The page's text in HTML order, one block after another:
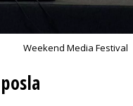
Weekend Media Festival